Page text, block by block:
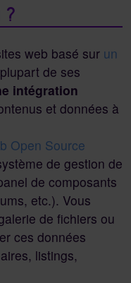
?
web basé sur un
de ses
intégration
et données à
Open Source
de gestion de
de composants
etc.). Vous
de fichiers ou
ces données
listings,